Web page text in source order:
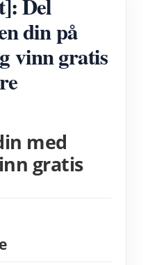
(WEM3080T)
(WEM3046T)
(WEM3050T)
og -simulering
din på
vinn gratis
med
gratis